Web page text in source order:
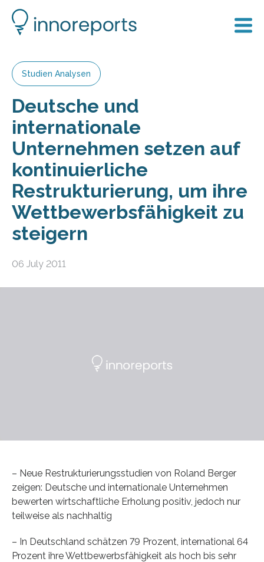
Studien Analysen
Deutsche und
internationale
Unternehmen setzen auf
kontinuierliche
Restrukturierung, um ihre
Wettbewerbsfähigkeit zu
steigern
06 July 2011
– Neue Restrukturierungsstudien von Roland Berger
zeigen: Deutsche und internationale Unternehmen
bewerten wirtschaftliche Erholung positiv, jedoch nur
teilweise als nachhaltig
– In Deutschland schätzen 79 Prozent, international 64
Prozent ihre Wettbewerbsfähigkeit als hoch bis sehr